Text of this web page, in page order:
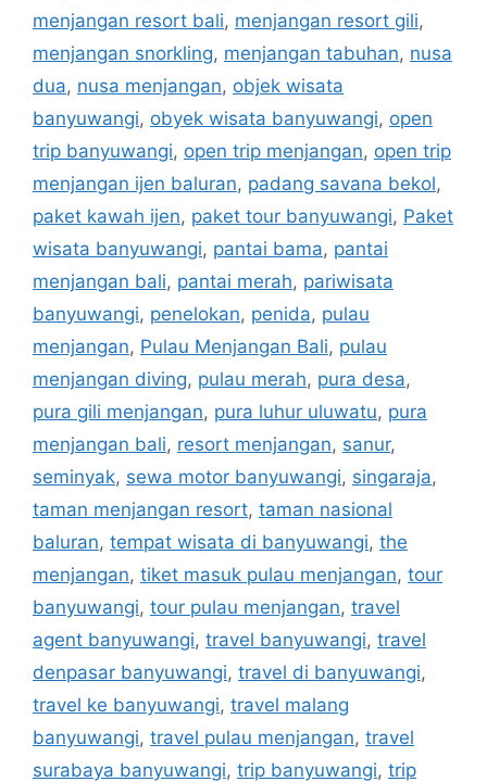
menjangan resort bali, menjangan resort gili,
menjangan snorkling, menjangan tabuhan, nusa
dua, nusa menjangan, objek wisata
banyuwangi, obyek wisata banyuwangi, open
trip banyuwangi, open trip menjangan, open trip
menjangan ijen baluran, padang savana bekol,
paket kawah ijen, paket tour banyuwangi, Paket
wisata banyuwangi, pantai bama, pantai
menjangan bali, pantai merah, pariwisata
banyuwangi, penelokan, penida, pulau
menjangan, Pulau Menjangan Bali, pulau
menjangan diving, pulau merah, pura desa,
pura gili menjangan, pura luhur uluwatu, pura
menjangan bali, resort menjangan, sanur,
seminyak, sewa motor banyuwangi, singaraja,
taman menjangan resort, taman nasional
baluran, tempat wisata di banyuwangi, the
menjangan, tiket masuk pulau menjangan, tour
banyuwangi, tour pulau menjangan, travel
agent banyuwangi, travel banyuwangi, travel
denpasar banyuwangi, travel di banyuwangi,
travel ke banyuwangi, travel malang
banyuwangi, travel pulau menjangan, travel
surabaya banyuwangi, trip banyuwangi, trip